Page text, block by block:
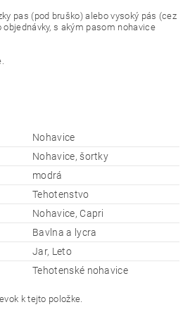
pas (pod bruško) alebo vysoký pás (cez
s akým pasom nohavice
Nohavice
Nohavice, šortky
modrá
Tehotenstvo
Nohavice, Capri
Bavlna a lycra
Jar, Leto
Tehotenské nohavice
k tejto položke.